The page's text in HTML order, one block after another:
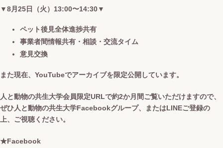
▼8月25日（火）13:00〜14:30▼
ペット後見全体進捗共有
事業者間情報共有・相談・交流タイム
意見交換
また現在、YouTubeでアーカイブを限定公開しています。
人と動物の共生大学会員限定URLで約2か月間ご覧いただけますので、
ぜひ人と動物の共生大学Facebookグループ、またはLINEご登録の
上、ご視聴ください。
★Facebook